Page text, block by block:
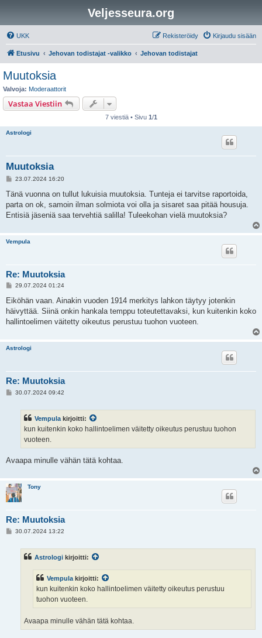
Veljesseura.org
UKK Kirjaudu sisään
Rekisteröidy
Etusivu Jehovan todistajat -valikko Jehovan todistajat
Muutoksia
Valvoja: Moderaattorit
Vastaa Viestiin
7 viestiä • Sivu 1/1
Astrologi
Muutoksia
V
e
t
i
23.07.2024 16:20
Tänä vuonna on tullut lukuisia muutoksia. Tunteja ei tarvitse raportoida,
parta on ok, samoin ilman solmiota voi olla ja sisaret saa pitää housuja.
Entisiä jäseniä saa tervehtiä salilla! Tuleekohan vielä muutoksia?
Vempula
Re: Muutoksia
V
e
t
i
29.07.2024 01:24
Eiköhän vaan. Ainakin vuoden 1914 merkitys lahkon täytyy jotenkin
häivyttää. Siinä onkin hankala temppu toteutettavaksi, kun kuitenkin koko
hallintoelimen väitetty oikeutus perustuu tuohon vuoteen.
Astrologi
Re: Muutoksia
V30.07.2024 09:42
Vempula kirjoitti:
kun kuitenkin koko hallintoelimen väitetty oikeutus perustuu tuohon
vuoteen.
Avaapa minulle vähän tätä kohtaa.
Tony
Re: Muutoksia
V30.07.2024 13:22
Astrologi kirjoitti:
Vempulakirjoitti:
kun kuitenkin koko hallintoelimen väitetty oikeutus perustuu
tuohon vuoteen.
Avaapa minulle vähän tätä kohtaa.